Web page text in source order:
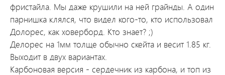
фристайла. Мы даже крушили на ней грайнды. А один
парнишка клялся, что видел кого-то, кто использовал
Долорес, как ховерборд. Кто знает? ;)
Делорес на 1мм толще обычно скейта и весит 1.85 кг.
Выходит в двух вариантах.
Карбоновая версия - сердечник из карбона, и топ из